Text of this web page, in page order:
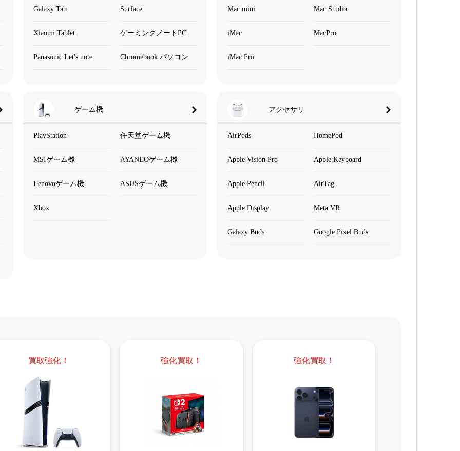
Galaxy Tab Surface
Xiaomi Tablet ゲーミングノートPC
Panasonic Let's note Chromebook パソコン
Mac mini Mac Studio
iMac MacPro
iMac Pro
ゲーム機
PlayStation 任天堂ゲーム機
MSIゲーム機 AYANEOゲーム機
Lenovoゲーム機 ASUSゲーム機
Xbox
アクセサリ
AirPods HomePod
Apple Vision Pro Apple Keyboard
Apple Pencil AirTag
Apple Display Meta VR
Galaxy Buds Google Pixel Buds
買取強化！ 強化買取！ 強化買取！